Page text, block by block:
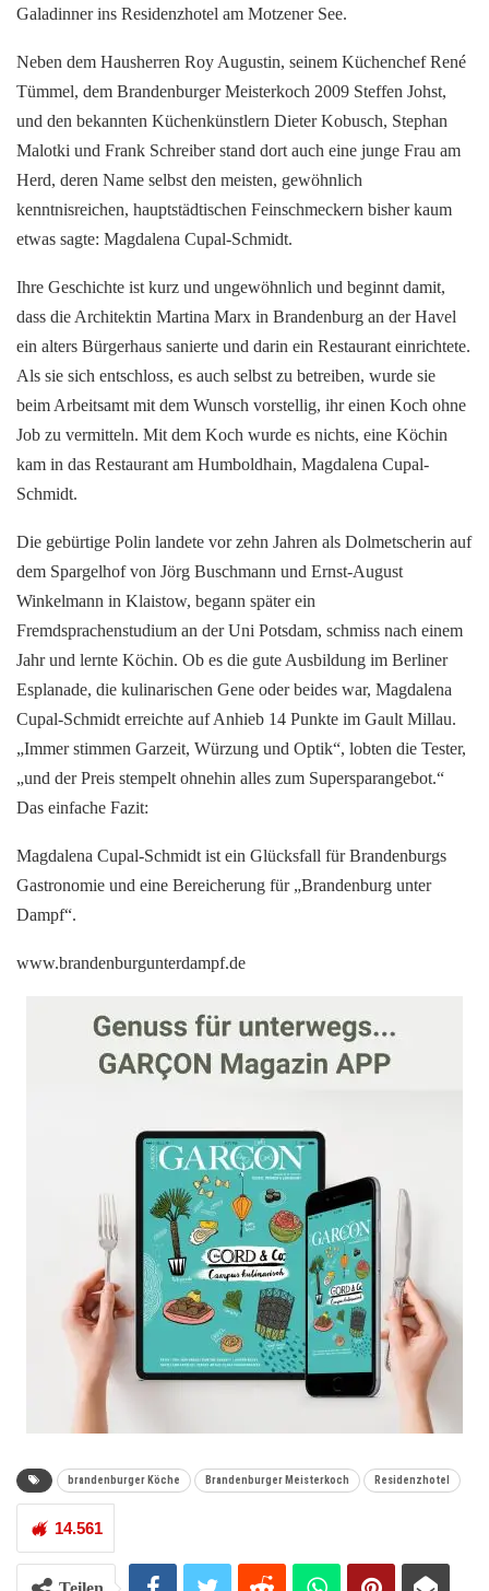
Galadinner ins Residenzhotel am Motzener See.
Neben dem Hausherren Roy Augustin, seinem Küchenchef René
Tümmel, dem Brandenburger Meisterkoch 2009 Steffen Johst,
und den bekannten Küchenkünstlern Dieter Kobusch, Stephan
Malotki und Frank Schreiber stand dort auch eine junge Frau am
Herd, deren Name selbst den meisten, gewöhnlich
kenntnisreichen, hauptstädtischen Feinschmeckern bisher kaum
etwas sagte: Magdalena Cupal-Schmidt.
Ihre Geschichte ist kurz und ungewöhnlich und beginnt damit,
dass die Architektin Martina Marx in Brandenburg an der Havel
ein alters Bürgerhaus sanierte und darin ein Restaurant einrichtete.
Als sie sich entschloss, es auch selbst zu betreiben, wurde sie
beim Arbeitsamt mit dem Wunsch vorstellig, ihr einen Koch ohne
Job zu vermitteln. Mit dem Koch wurde es nichts, eine Köchin
kam in das Restaurant am Humboldhain, Magdalena Cupal-
Schmidt.
Die gebürtige Polin landete vor zehn Jahren als Dolmetscherin auf
dem Spargelhof von Jörg Buschmann und Ernst-August
Winkelmann in Klaistow, begann später ein
Fremdsprachenstudium an der Uni Potsdam, schmiss nach einem
Jahr und lernte Köchin. Ob es die gute Ausbildung im Berliner
Esplanade, die kulinarischen Gene oder beides war, Magdalena
Cupal-Schmidt erreichte auf Anhieb 14 Punkte im Gault Millau.
„Immer stimmen Garzeit, Würzung und Optik“, lobten die Tester,
„und der Preis stempelt ohnehin alles zum Supersparangebot.“
Das einfache Fazit:
Magdalena Cupal-Schmidt ist ein Glücksfall für Brandenburgs
Gastronomie und eine Bereicherung für „Brandenburg unter
Dampf“.
www.brandenburgunterdampf.de
brandenburger Köche Brandenburger Meisterkoch Residenzhotel
14.561